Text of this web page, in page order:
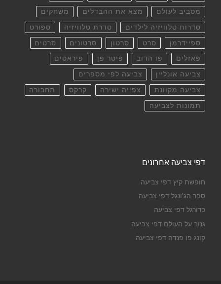
מסביב לעולם מצא את ההבדלים משחקים
סדרות טלוויזיה לילדים סדרת טלוויזיה ספורט
ספיידרמן סרט סרטון סרטונים סרטים
פאזלים פו הדוב פיטר פן פיראטים
צביעה אונליין צביעה לפי מספרים
צביעה מקוונת צפייה ישירה קרקס תחבורה
תמונות לצביעה
דפי צביעה אחרונים
חופשת קיץ דפי צביעה
ספר הג'ונגל דפי צביעה
כדורגל דפי צביעה
גנוב על העולם דפי צביעה
קונג פו פנדה דפי צביעה